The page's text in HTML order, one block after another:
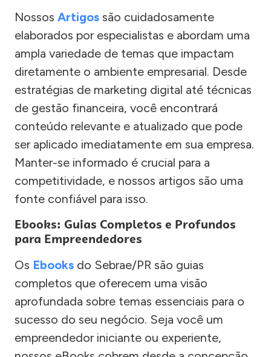
Nossos Artigos são cuidadosamente
elaborados por especialistas e abordam uma
ampla variedade de temas que impactam
diretamente o ambiente empresarial. Desde
estratégias de marketing digital até técnicas
de gestão financeira, você encontrará
conteúdo relevante e atualizado que pode
ser aplicado imediatamente em sua empresa.
Manter-se informado é crucial para a
competitividade, e nossos artigos são uma
fonte confiável para isso.
Ebooks: Guias Completos e Profundos
para Empreendedores
Os Ebooks do Sebrae/PR são guias
completos que oferecem uma visão
aprofundada sobre temas essenciais para o
sucesso do seu negócio. Seja você um
empreendedor iniciante ou experiente,